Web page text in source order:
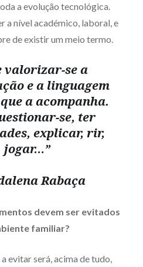
a evolução tecnológica.
a nível académico, laboral, e
de existir um meio termo.
valorizar-se a
e a linguagem
a acompanha.
se, ter
explicar, rir,
jogar…”
Rabaça
devem ser evitados
familiar?
evitar será, acima de tudo,